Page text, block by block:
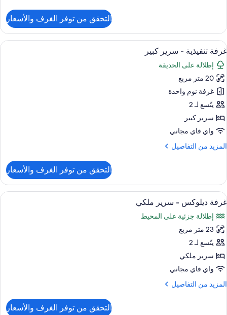
غرفة
عادية
-
سرير
مزدوج
التحقق من توفر الغرف والأسعار
استعراض
جميع
صور
غرفة
تنفيذية
-
سرير
كبير
2
غرفة تنفيذية - سرير كبير
إطلالة على الحديقة
20 متر مربع
غرفة نوم واحدة
يتّسع لـ 2
سرير كبير
واي فاي مجاني
المزيد من التفاصيل
المزيد
غرفة
تنفيذية
-
سرير
كبير
التحقق من توفر الغرف والأسعار
استعراض
جميع
صور
غرفة
ديلوكس
-
سرير
ملكي
2
غرفة ديلوكس - سرير ملكي
إطلالة جزئية على المحيط
23 متر مربع
يتّسع لـ 2
سرير ملكي
واي فاي مجاني
المزيد من التفاصيل
المزيد
التحقق من توفر الغرف والأسعار